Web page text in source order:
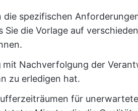
die spezifischen
Sie die Vorlage auf
mit Nachverfolgung der
zu erledigen hat.
für unerwartete